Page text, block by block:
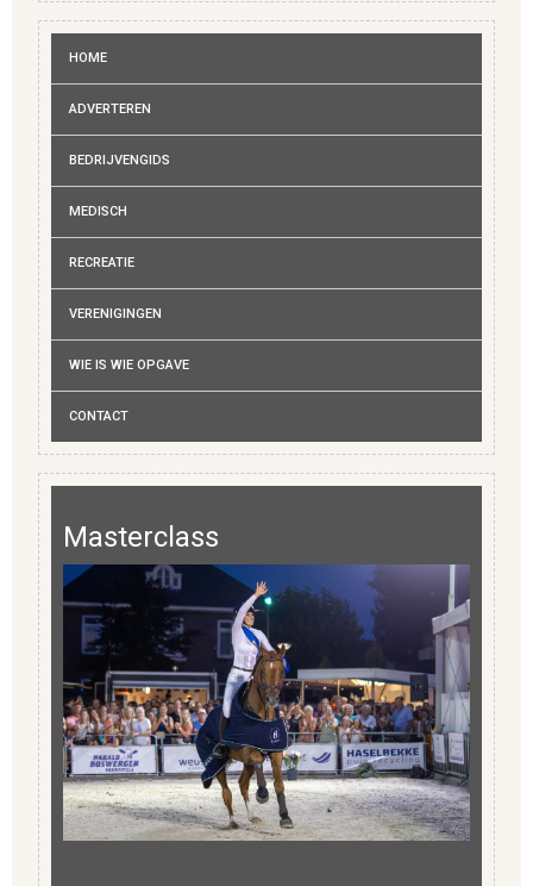
HOME
ADVERTEREN
BEDRIJVENGIDS
MEDISCH
RECREATIE
VERENIGINGEN
WIE IS WIE OPGAVE
CONTACT
Masterclass